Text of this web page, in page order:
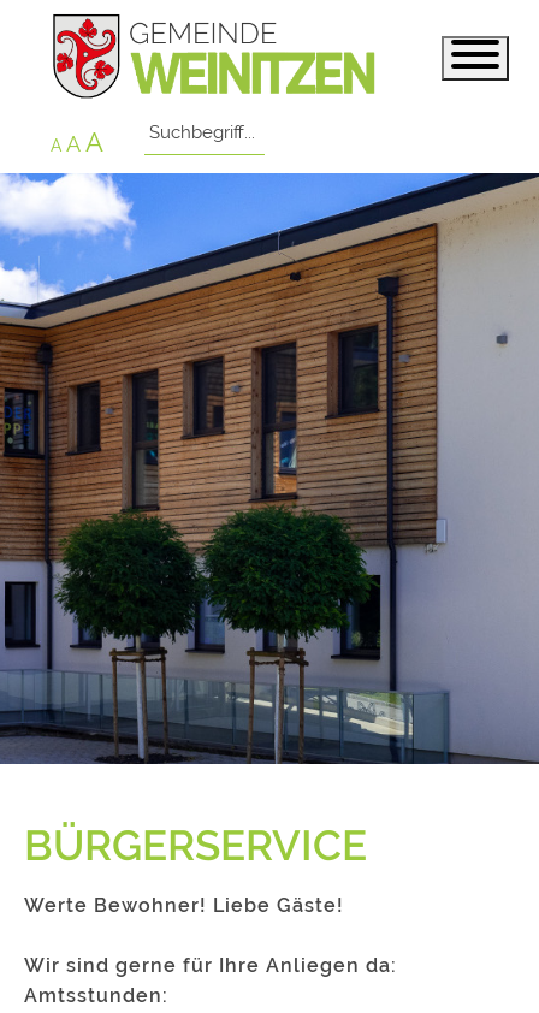
A AA
BÜRGERSERVICE
Werte Bewohner! Liebe Gäste!
Wir sind gerne für Ihre Anliegen da:
Amtsstunden: